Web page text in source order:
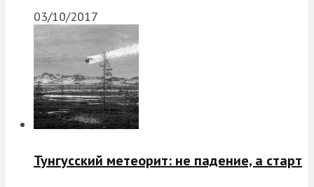
03/10/2017
Тунгусский метеорит: не падение, а старт